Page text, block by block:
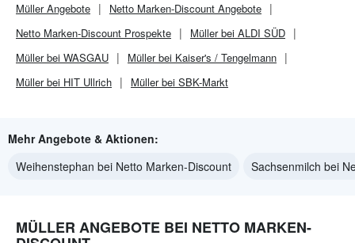
MüllerAngebote Netto Marken-Discount Angebote
Netto Marken-Discount Prospekte
Müller bei ALDI SÜD
Müller bei WASGAU
Müller bei Kaiser's / Tengelmann
Müller bei HIT Ullrich
Müller bei SBK-Markt
Mehr Angebote & Aktionen:
Weihenstephan bei Netto Marken-Discount
Sachsenmilch bei
MÜLLER ANGEBOTE BEI NETTO MARKEN-